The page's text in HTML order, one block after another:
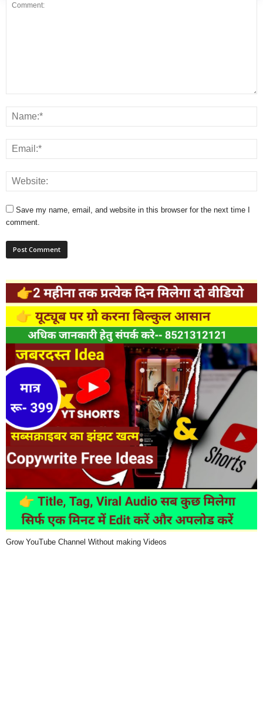
Save my name, email, and website in this browser for the next time I
comment.
Grow YouTube Channel Without making Videos